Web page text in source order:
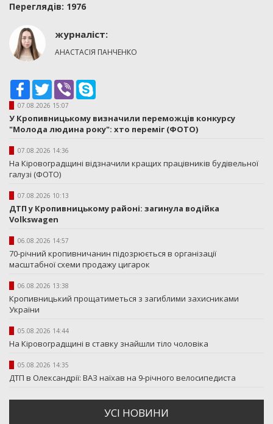
Переглядiв: 1976
журналіст:
АНАСТАСІЯ ПАНЧЕНКО
Facebook
TwitterViber
07.08.2026 15:07
У Кропивницькому визначили переможців конкурсу
"Молода людина року": хто переміг (ФОТО)
07.08.2026 14:36
На Кіровоградщині відзначили кращих працівників будівельної
галузі (ФОТО)
07.08.2026 10:13
ДТП у Кропивницькому районі: загинула водійка
Volkswagen
06.08.2026 14:57
70-річний кропивничанин підозрюється в організації
масштабної схеми продажу цигарок
06.08.2026 13:38
Кропивницький прощатиметься з загиблими захисниками
України
05.08.2026 14:44
На Кіровоградщині в ставку знайшли тіло чоловіка
05.08.2026 14:35
ДТП в Олександрії: ВАЗ наїхав на 9-річного велосипедиста
УСI НОВИНИ